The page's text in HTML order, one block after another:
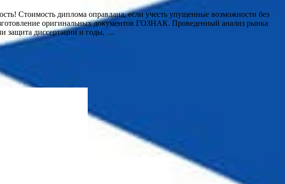
Стоимость диплома оправдана, если учесть упущенные возможности без
оригинальных документов ГОЗНАК. Проведенный анализ рынка
защита диссертации и годы, …